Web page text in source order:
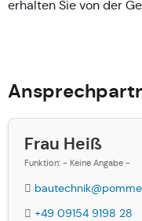
erhalten Sie von der
Frau Heiß
Funktion: - Keine Angabe -
+49 09154 9198 28